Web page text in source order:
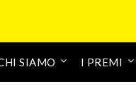
SIAMO I PREMI